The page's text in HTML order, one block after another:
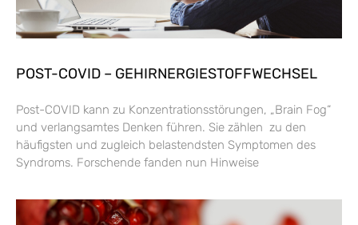
POST-COVID – GEHIRNERGIESTOFFWECHSEL
Post-COVID kann zu Konzentrationsstörungen, „Brain Fog“
und verlangsamtes Denken führen. Sie zählen zu den
häufigsten und zugleich belastendsten Symptomen des
Syndroms. Forschende fanden nun Hinweise